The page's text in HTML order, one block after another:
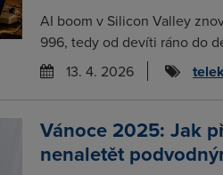
AI boom v Silicon Valley
996, tedy od devíti ráno do
13. 4. 2026
Vánoce 2025: Jak
nenaletět